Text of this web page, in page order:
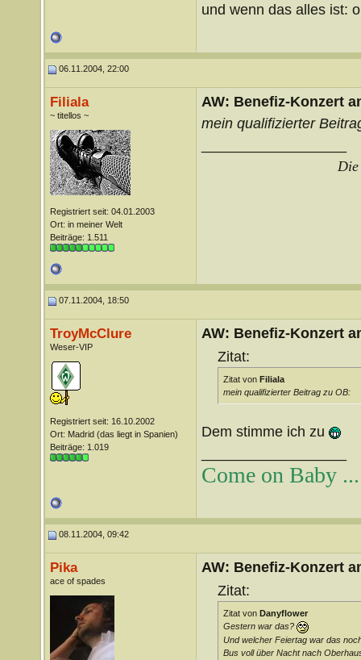
und wenn das alles ist:
06.11.2004, 22:00
Filiala
~ titellos ~
Registriert seit: 04.01.2003
Ort: in meiner Welt
Beiträge: 1.511
AW: Benefiz-Konzert
mein qualifizierter
Die
07.11.2004, 18:50
TroyMcClure
Weser-VIP
Registriert seit: 16.10.2002
Ort: Madrid (das liegt in Spanien)
Beiträge: 1.019
AW: Benefiz-Konzert
Zitat:
Zitat von Filiala
mein qualifizierter Beitrag zu OB:
Dem stimme ich zu
Come on Baby
08.11.2004, 09:42
Pika
ace of spades
AW: Benefiz-Konzert
Zitat:
Zitat von Danyflower
Gestern war das?
Und welcher Feiertag war das
Bus voll über Nacht nach